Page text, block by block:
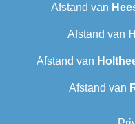
Afstand van
Afstand van
Afstand van
Afstand van